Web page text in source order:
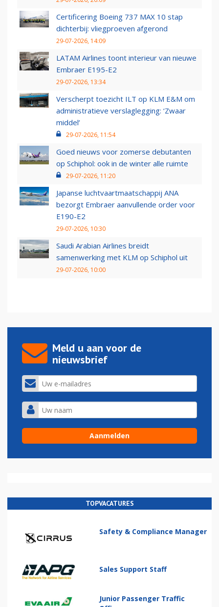
Certificering Boeing 737 MAX 10 stap
dichterbij: vliegproeven afgerond
29-07-2026, 14:09
LATAM Airlines toont interieur van nieuwe
Embraer E195-E2
29-07-2026, 13:34
Verscherpt toezicht ILT op KLM E&M om
administratieve verslaglegging: ‘Zwaar
middel’
29-07-2026, 11:54
Goed nieuws voor zomerse debutanten
op Schiphol: ook in de winter alle ruimte
29-07-2026, 11:20
Japanse luchtvaartmaatschappij ANA
bezorgt Embraer aanvullende order voor
E190-E2
29-07-2026, 10:30
Saudi Arabian Airlines breidt
samenwerking met KLM op Schiphol uit
29-07-2026, 10:00
Meld u aan voor de
nieuwsbrief
TOPVACATURES
Safety & Compliance Manager
Sales Support Staff
Junior Passenger Traffic